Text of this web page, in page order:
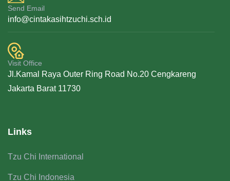
Send Email
info@cintakasihtzuchi.sch.id
Visit Office
Jl.Kamal Raya Outer Ring Road No.20 Cengkareng
Jakarta Barat 11730
Links
Tzu Chi International
Tzu Chi Indonesia